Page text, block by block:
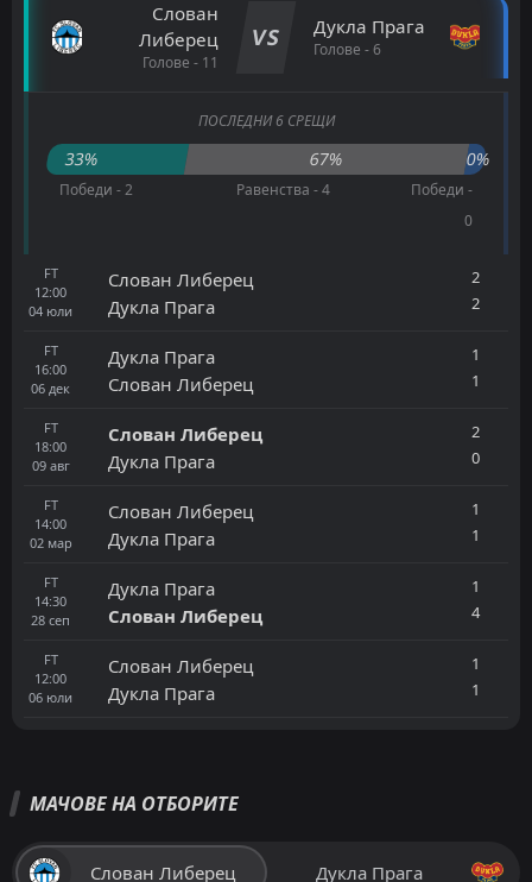
Слован
Либерец
Голове - 11
VS Дукла Прага
Голове - 6
ПОСЛЕДНИ 6 СРЕЩИ
33% 67% 0%
Победи - 2 Равенства - 4
Победи -
0
FT
12:00
04 юли
Слован Либерец
Дукла Прага
2
2
FT
16:00
06 дек
Дукла Прага
Слован Либерец
1
1
FT
18:00
09 авг
Слован Либерец
Дукла Прага
2
0
FT
14:00
02 мар
Слован Либерец
Дукла Прага
1
1
FT
14:30
28 сеп
Дукла Прага
Слован Либерец
1
4
FT
12:00
06 юли
Слован Либерец
Дукла Прага
1
1
МАЧОВЕ НА ОТБОРИТЕ
Слован Либерец Дукла Прага